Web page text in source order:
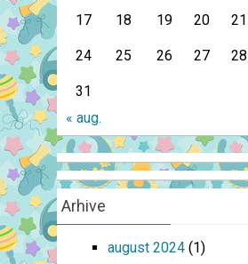
17 18 19 20 21
24 25 26 27 28
31
« aug.
Arhive
august 2024(1)